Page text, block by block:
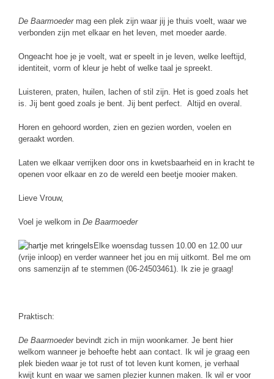
De Baarmoedermag een plek zijn waar jij je thuis voelt, waar we
verbonden zijn met elkaar en het leven, met moeder aarde.
Ongeacht hoe je je voelt, wat er speelt in je leven, welke leeftijd,
identiteit, vorm of kleur je hebt of welke taal je spreekt.
Luisteren, praten, huilen, lachen of stil zijn. Het is goed zoals het
is. Jij bent goed zoals je bent. Jij bent perfect. Altijd en overal.
Horen en gehoord worden, zien en gezien worden, voelen en
geraakt worden.
Laten we elkaar verrijken door ons in kwetsbaarheid en in kracht te
openen voor elkaar en zo de wereld een beetje mooier maken.
Lieve Vrouw,
Voel je welkom in De Baarmoeder
Elke woensdag tussen 10.00 en 12.00 uur
(vrije inloop) en verder wanneer het jou en mij uitkomt. Bel me om
ons samenzijn af te stemmen (06-24503461). Ik zie je graag!
Praktisch:
De Baarmoeder bevindt zich in mijn woonkamer. Je bent hier
welkom wanneer je behoefte hebt aan contact. Ik wil je graag een
plek bieden waar je tot rust of tot leven kunt komen, je verhaal
kwijt kunt en waar we samen plezier kunnen maken. Ik wil er voor